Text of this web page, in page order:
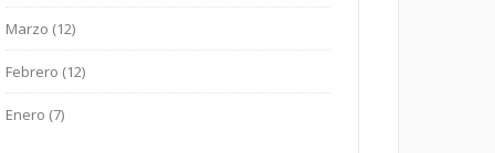
Marzo (12)
Febrero (12)
Enero (7)